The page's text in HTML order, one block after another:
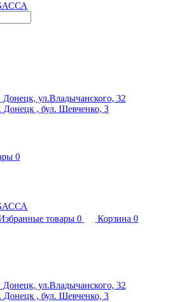
Донецк, ул.Владычанского, 32
Донецк , бул. Шевченко, 3
0
товары 0 Корзина 0
Донецк, ул.Владычанского, 32
Донецк , бул. Шевченко, 3